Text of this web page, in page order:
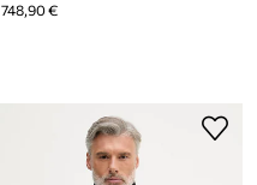
748,90 €